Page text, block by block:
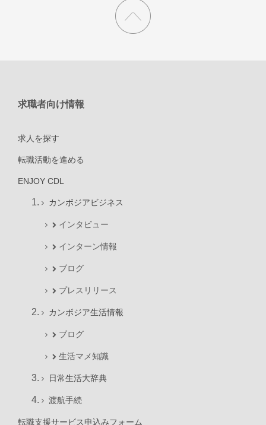
求職者向け情報
求人を探す
転職活動を進める
ENJOY CDL
カンボジアビジネス
インタビュー
インターン情報
ブログ
プレスリリース
カンボジア生活情報
ブログ
生活マメ知識
日常生活大辞典
渡航手続
転職支援サービス申込みフォーム